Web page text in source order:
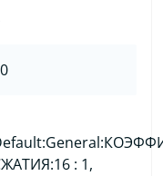
: 1,